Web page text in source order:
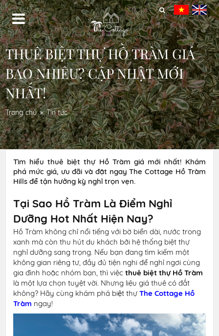
THUÊ BIỆT THỰ HỒ TRÀM GIÁ
BAO NHIÊU? CẬP NHẬT MỚI
NHẤT!
Trang chủ Tin tức
Tìm hiểu thuê biệt thự Hồ Tràm giá mới nhất! Khám
phá mức giá, ưu đãi và đặt ngay The Cottage Hồ Tràm
Hills để tận hưởng kỳ nghỉ trọn vẹn.
Tại Sao Hồ Tràm Là Điểm Nghỉ
Dưỡng Hot Nhất Hiện Nay?
Hồ Tràm không chỉ nổi tiếng với bờ biển dài, nước trong
xanh mà còn thu hút du khách bởi hệ thống biệt thự
nghỉ dưỡng sang trọng. Nếu bạn đang tìm kiếm một
không gian riêng tư, đầy đủ tiện nghi để nghỉ ngơi cùng
gia đình hoặc nhóm bạn, thì việcthuê biệt thự Hồ Tràm
là một lựa chọn tuyệt vời. Nhưng liệu giá thuê có đắt
không? Hãy cùng khám phá biệt thựThe Cottage Hồ
Tràm ngay!